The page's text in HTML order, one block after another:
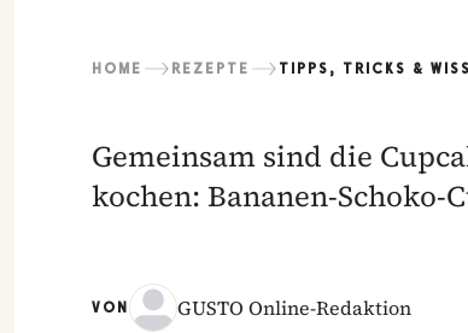
HOME REZEPTE TIPPS, TRICKS &
Gemeinsam sind die
kochen: Bananen-Schoko-
VON GUSTO Online-Redaktion